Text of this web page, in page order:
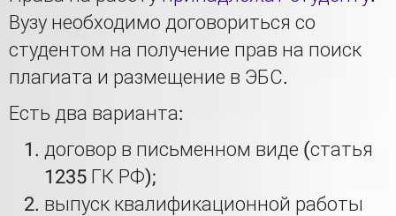
Вузу необходимо договориться со
студентом на получение прав на поиск
плагиата и размещение в ЭБС.
Есть два варианта:
договор в письменном виде (статья
1235 ГК РФ);
выпуск квалификационной работы